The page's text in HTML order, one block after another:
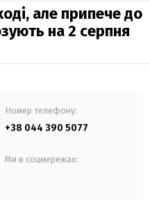
але припече до
на 2 серпня
Номер телефону:
+38 044 390 5077
Ми в соцмережах: